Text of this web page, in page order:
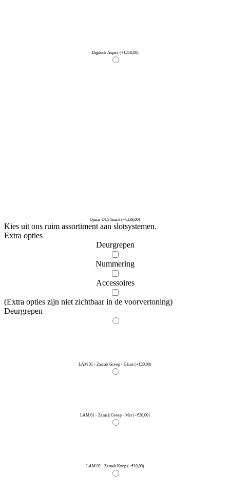
Digilock Aspire (+€218,00)
Ojmar OCS Smart (+€238,00)
Kies uit ons ruim assortiment aan slotsystemen.
Extra opties
Deurgrepen
Nummering
Accessoires
(Extra opties zijn niet zichtbaar in de voorvertoning)
Deurgrepen
LAM 01 - Zamak Greep - Glans (+€20,00)
LAM 01 - Zamak Greep - Mat (+€20,00)
LAM 02 - Zamak Knop (+€10,00)